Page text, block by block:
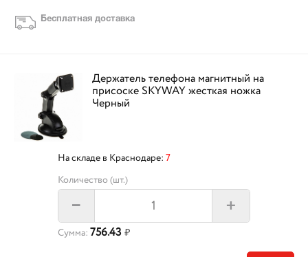
Бесплатная доставка
Держатель телефона магнитный на
присоске SKYWAY жесткая ножка
Черный
На складе в Краснодаре: 7
Количество (шт.)
– +
Сумма: 756.43 ₽